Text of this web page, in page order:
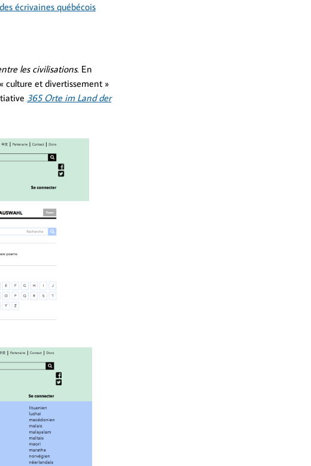
écrivaines québécois
les civilisations. En
culture et divertissement »
365 Orte im Land der